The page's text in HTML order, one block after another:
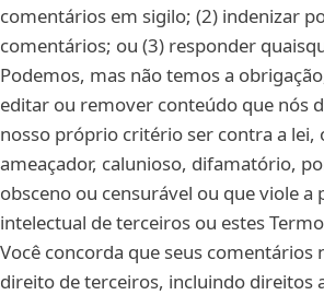
comentários em sigilo; (2) indenizar
comentários; ou (3) responder
Podemos, mas não temos a
editar ou remover conteúdo que nós
nosso próprio critério ser contra a lei,
ameaçador, calunioso, difamatório,
obsceno ou censurável ou que viole a
intelectual de terceiros ou estes
Você concorda que seus comentários
direito de terceiros, incluindo direitos